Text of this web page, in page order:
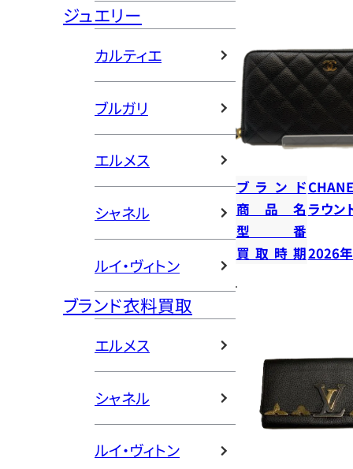
ジュエリー
カルティエ
ブルガリ
エルメス
シャネル
ルイ・ヴィトン
ブランド衣料買取
エルメス
シャネル
ルイ・ヴィトン
ブランド
商品名 ラウン
型番
買取時期2026